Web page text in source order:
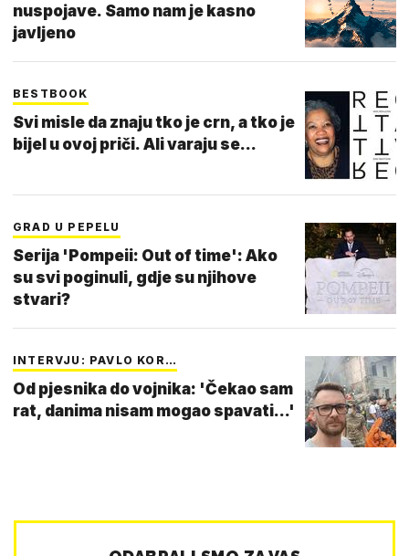
nuspojave. Samo nam je kasno
javljeno
BESTBOOK
Svi misle da znaju tko je crn, a tko je
bijel u ovoj priči. Ali varaju se...
GRAD U PEPELU
Serija 'Pompeii: Out of time': Ako
su svi poginuli, gdje su njihove
stvari?
INTERVJU: PAVLO KOR…
Od pjesnika do vojnika: 'Čekao sam
rat, danima nisam mogao spavati...'